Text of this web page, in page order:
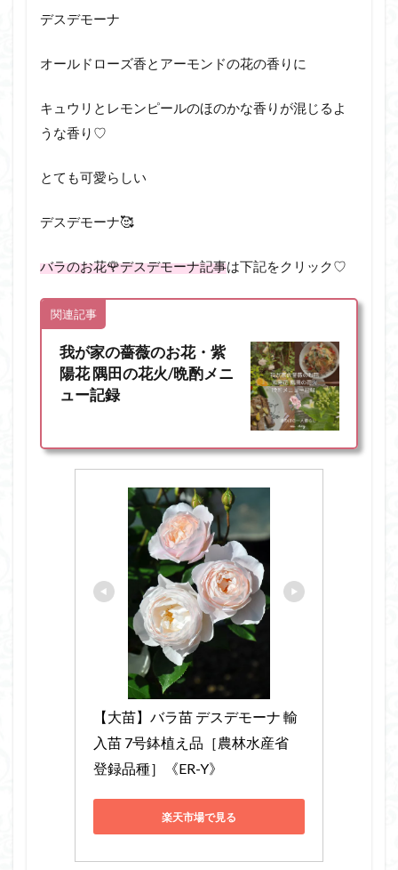
デスデモーナ
オールドローズ香とアーモンドの花の香りに
キュウリとレモンピールのほのかな香りが混じるよ
うな香り♡
とても可愛らしい
デスデモーナ🥰
バラのお花🌹デスデモーナ記事は下記をクリック♡
関連記事
我が家の薔薇のお花・紫
陽花 隅田の花火/晩酌メニ
ュー記録
【大苗】バラ苗 デスデモーナ 輸
入苗 7号鉢植え品［農林水産省
登録品種］《ER-Y》
楽天市場で見る